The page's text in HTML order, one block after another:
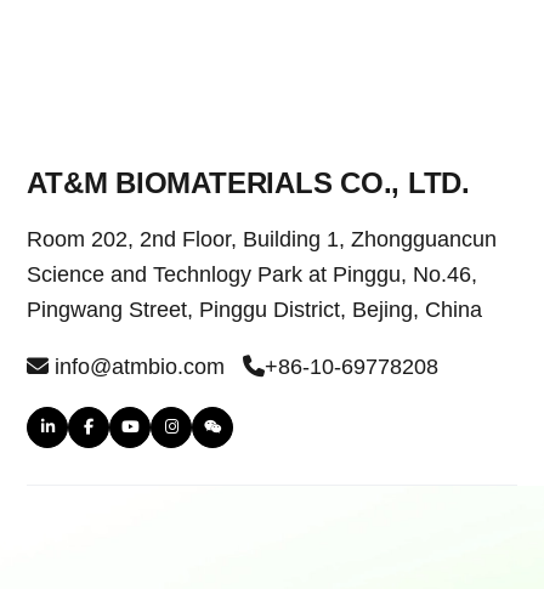
AT&M BIOMATERIALS CO., LTD.
Room 202, 2nd Floor, Building 1, Zhongguancun
Science and Technlogy Park at Pinggu, No.46,
Pingwang Street, Pinggu District, Bejing, China
info@atmbio.com +86-10-69778208